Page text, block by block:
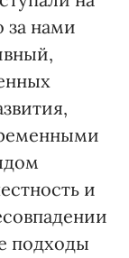
за нами
и
подходы